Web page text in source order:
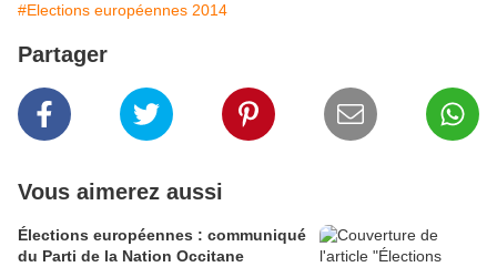
#Elections européennes 2014
Partager
Vous aimerez aussi
Élections européennes : communiqué
du Parti de la Nation Occitane